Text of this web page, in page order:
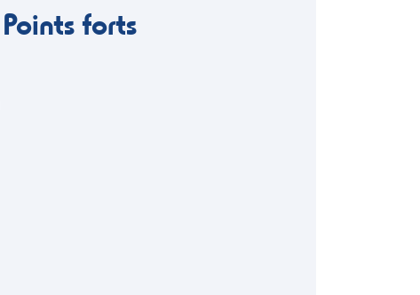
Points forts